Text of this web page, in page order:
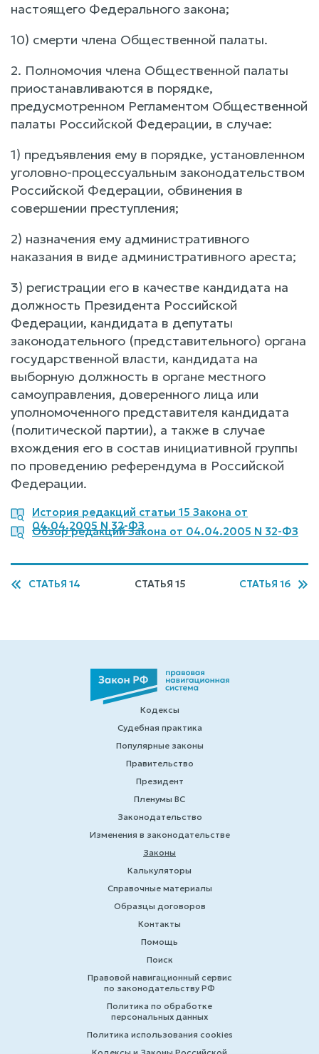
настоящего Федерального закона;
10) смерти члена Общественной палаты.
2. Полномочия члена Общественной палаты
приостанавливаются в порядке,
предусмотренном Регламентом Общественной
палаты Российской Федерации, в случае:
1) предъявления ему в порядке, установленном
уголовно-процессуальным законодательством
Российской Федерации, обвинения в
совершении преступления;
2) назначения ему административного
наказания в виде административного ареста;
3) регистрации его в качестве кандидата на
должность Президента Российской
Федерации, кандидата в депутаты
законодательного (представительного) органа
государственной власти, кандидата на
выборную должность в органе местного
самоуправления, доверенного лица или
уполномоченного представителя кандидата
(политической партии), а также в случае
вхождения его в состав инициативной группы
по проведению референдума в Российской
Федерации.
История редакций статьи 15 Закона от
04.04.2005 N 32-ФЗ
Обзор редакций Закона от 04.04.2005 N 32-ФЗ
СТАТЬЯ 14 СТАТЬЯ 15 СТАТЬЯ 16
Кодексы
Судебная практика
Популярные законы
Правительство
Президент
Пленумы ВС
Законодательство
Изменения в законодательстве
Законы
Калькуляторы
Справочные материалы
Образцы договоров
Контакты
Помощь
Поиск
Правовой навигационный сервис
по законодательству РФ
Политика по обработке
персональных данных
Политика использования cookies